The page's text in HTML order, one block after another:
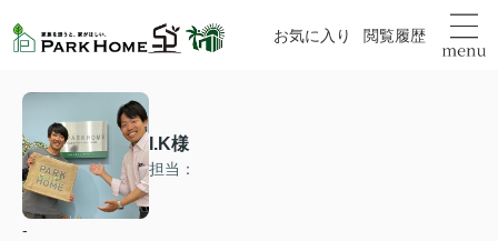
お気に入り 閲覧履歴
I.K様
担当：
-